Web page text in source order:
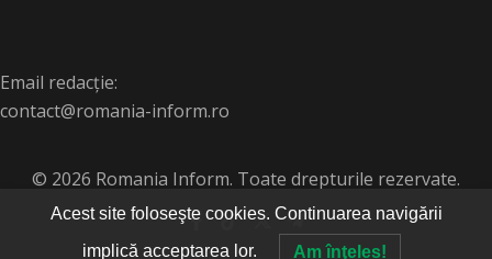
Email redacție:
contact@romania-inform.ro
© 2026 Romania Inform. Toate drepturile rezervate.
Acest site foloseşte cookies. Continuarea navigării
implică acceptarea lor. Am înţeles!